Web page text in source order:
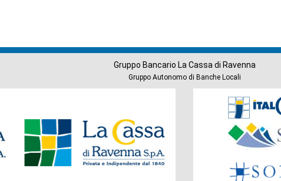
Gruppo Bancario La Cassa di Ravenna
Gruppo Autonomo di Banche Locali
Società
Gruppo